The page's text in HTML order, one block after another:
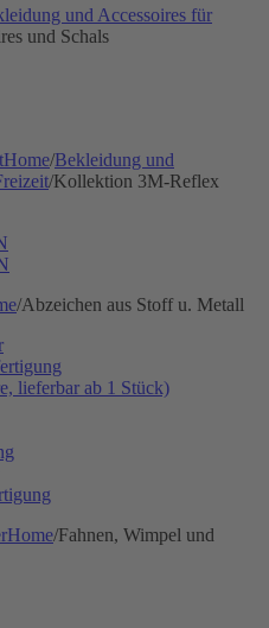
und Accessoires für
und Schals
Home/Bekleidung und
/Kollektion 3M-Reflex
/Abzeichen aus Stoff u. Metall
lieferbar ab 1 Stück)
Home/Fahnen, Wimpel und